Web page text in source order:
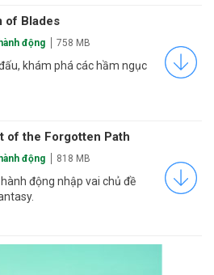
of Blades
động 758 MB
khám phá các hầm ngục
of the Forgotten Path
động 818 MB
động nhập vai chủ đề